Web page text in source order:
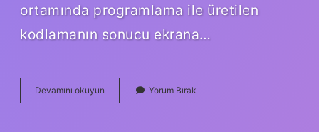
ortamında programlama ile üretilen
kodlamanın sonucu ekrana…
Devamını okuyun
Kodlama
Yorum Bırak